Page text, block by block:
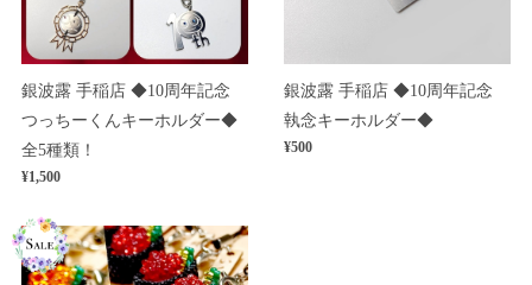
銀波露 手稲店 ◆10周年記念
つっちーくんキーホルダー◆
全5種類！
¥1,500
銀波露 手稲店 ◆10周年記念
執念キーホルダー◆
¥500